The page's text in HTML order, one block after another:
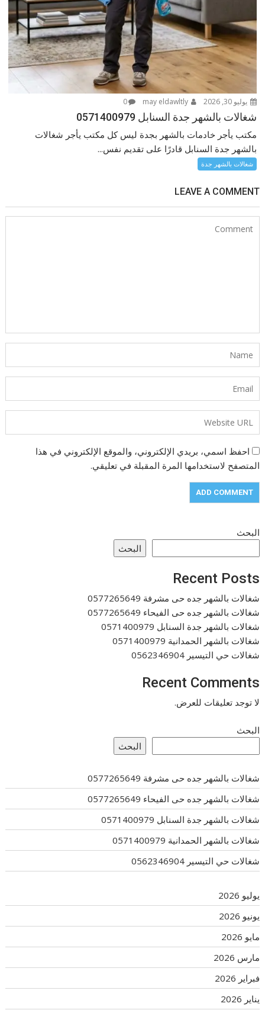
يوليو 30, 2026 may eldawltly
0
شغالات بالشهر جدة السنابل 0571400979
مكتب يأجر خادمات بالشهر بجدة ليس كل مكتب يأجر شغالات
بالشهر جدة السنابل قادرًا على تقديم نفس...
شغالات بالشهر جدة
LEAVE A COMMENT
احفظ اسمي، بريدي الإلكتروني، والموقع الإلكتروني في هذا
المتصفح لاستخدامها المرة المقبلة في تعليقي.
البحث
البحث
Recent Posts
شغالات بالشهر جده حى مشرفة 0577265649
شغالات بالشهر جده حى الفيحاء 0577265649
شغالات بالشهر جدة السنابل 0571400979
شغالات بالشهر الحمدانية 0571400979
شغالات حي التيسير 0562346904
Recent Comments
لا توجد تعليقات للعرض.
البحث
البحث
شغالات بالشهر جده حى مشرفة 0577265649
شغالات بالشهر جده حى الفيحاء 0577265649
شغالات بالشهر جدة السنابل 0571400979
شغالات بالشهر الحمدانية 0571400979
شغالات حي التيسير 0562346904
يوليو 2026
يونيو 2026
مايو 2026
مارس 2026
فبراير 2026
يناير 2026